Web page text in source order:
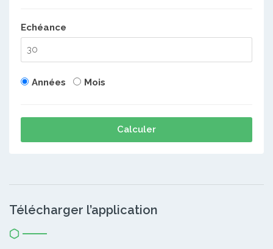
Echéance
Années Mois
Calculer
Télécharger l’application